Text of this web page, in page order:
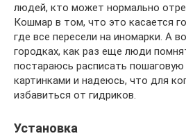
людей, кто может нормально
Кошмар в том, что это касается
где все пересели на иномарки. А
городках, как раз еще люди
постараюсь расписать
картинками и надеюсь, что для
избавиться от гидриков.
Установка